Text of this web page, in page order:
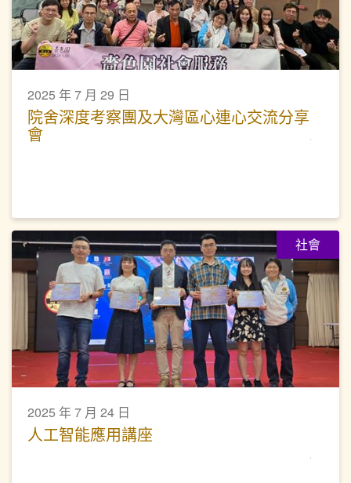
2025 年 7 月 29 日
院舍深度考察團及大灣區心連心交流分享
會
社會
2025 年 7 月 24 日
人工智能應用講座